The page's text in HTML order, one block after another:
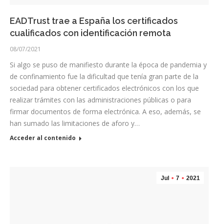
EADTrust trae a España los certificados
cualificados con identificación remota
08/07/2021
Si algo se puso de manifiesto durante la época de pandemia y
de confinamiento fue la dificultad que tenía gran parte de la
sociedad para obtener certificados electrónicos con los que
realizar trámites con las administraciones públicas o para
firmar documentos de forma electrónica. A eso, además, se
han sumado las limitaciones de aforo y…
Acceder al contenido
Jul 7 2021